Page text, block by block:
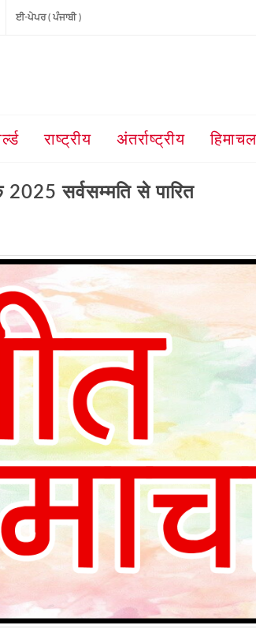
ਈ-ਪੇਪਰ ( ਪੰਜਾਬੀ )
राष्ट्रीय अंतर्राष्ट्रीय हिमाचल
सर्वसम्मति से पारित